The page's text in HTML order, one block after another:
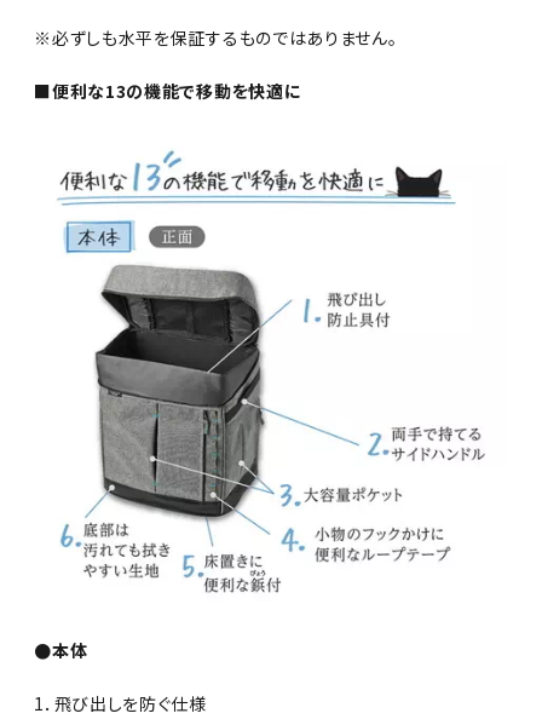
※必ずしも水平を保証するものではありません。
■便利な13の機能で移動を快適に
●本体
1．飛び出しを防ぐ仕様